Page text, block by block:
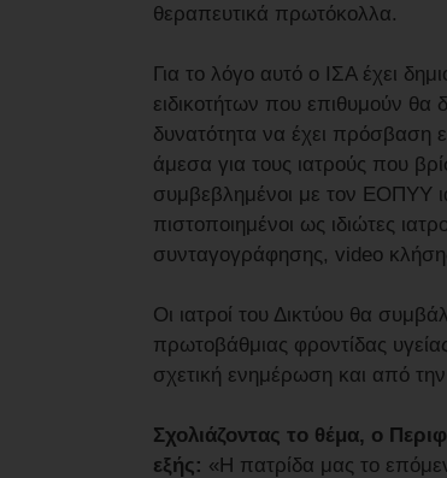
θεραπευτικά πρωτόκολλα.
Για το λόγο αυτό ο ΙΣΑ έχει
ειδικοτήτων που επιθυμούν θα
δυνατότητα να έχει πρόσβαση
άμεσα για τους ιατρούς που
συμβεβλημένοι με τον ΕΟΠΥΥ
πιστοποιημένοι ως ιδιώτες
συνταγογράφησης, video κλήσης
Οι ιατροί του Δικτύου θα
πρωτοβάθμιας φροντίδας
σχετική ενημέρωση και από
Σχολιάζοντας το θέμα, ο
εξής: «Η πατρίδα μας το